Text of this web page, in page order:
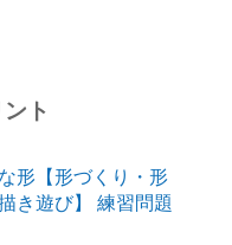
ト
形【形づくり・形
き遊び】 練習問題